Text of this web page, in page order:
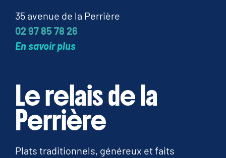
35 avenue de la Perrière
02 97 85 78 26
En savoir plus
Le relais de la
Perrière
Plats traditionnels, généreux et faits